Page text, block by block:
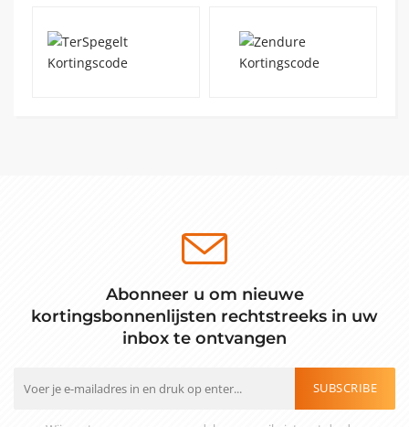
Abonneer u om nieuwe
kortingsbonnenlijsten rechtstreeks in uw
inbox te ontvangen
SUBSCRIBE